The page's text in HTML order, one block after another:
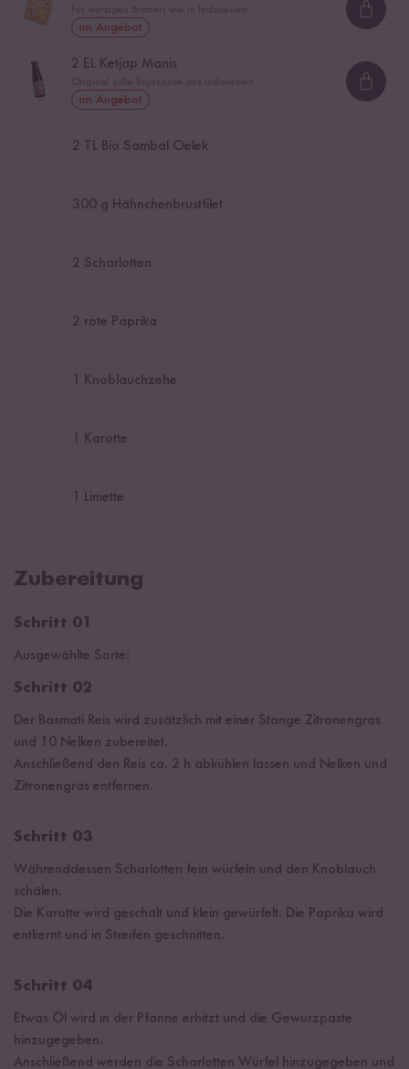
im Angebot
2 EL Ketjap Manis
im Angebot
2 TL Bio Sambal Oelek
300 g Hähnchenbrustfilet
2 Scharlotten
2 rote Paprika
1 Knoblauchzehe
1 Karotte
1 Limette
Zubereitung
Schritt 01
Ausgewählte Sorte:
Schritt 02
Der Basmati Reis wird zusätzlich mit einer Stange Zitronengras
und 10 Nelken zubereitet.
Anschließend den Reis ca. 2 h abkühlen lassen und Nelken und
Zitronengras entfernen.
Schritt 03
Währenddessen Scharlotten fein würfeln und den Knoblauch
schälen.
Die Karotte wird geschält und klein gewürfelt. Die Paprika wird
entkernt und in Streifen geschnitten.
Schritt 04
Etwas Öl wird in der Pfanne erhitzt und die Gewürzpaste
hinzugegeben.
Anschließend werden die Scharlotten Würfel hinzugegeben und